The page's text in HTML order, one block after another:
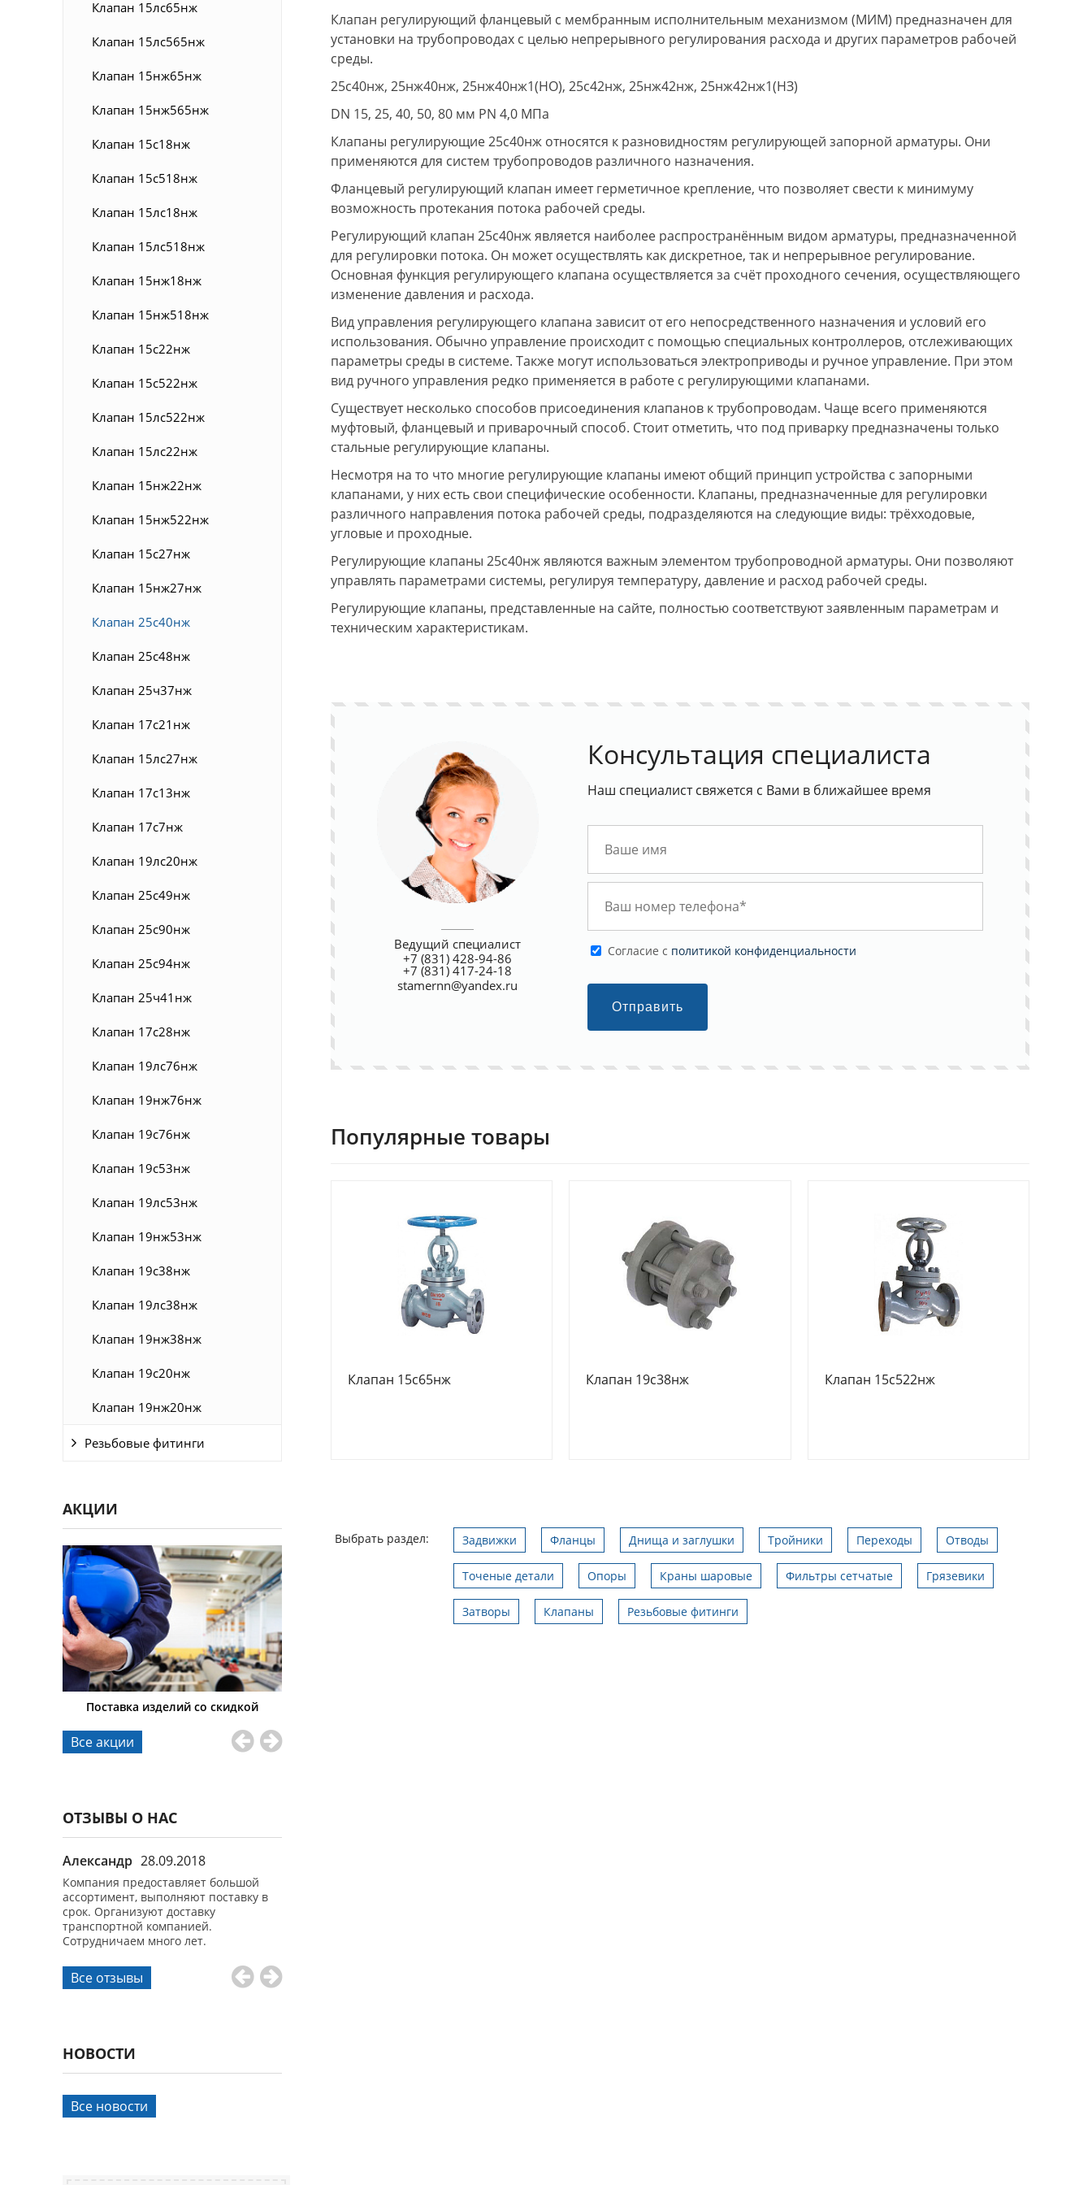
Клапан 15лс65нж
Клапан 15лс565нж
Клапан 15нж65нж
Клапан 15нж565нж
Клапан 15с18нж
Клапан 15с518нж
Клапан 15лс18нж
Клапан 15лс518нж
Клапан 15нж18нж
Клапан 15нж518нж
Клапан 15с22нж
Клапан 15с522нж
Клапан 15лс522нж
Клапан 15лс22нж
Клапан 15нж22нж
Клапан 15нж522нж
Клапан 15с27нж
Клапан 15нж27нж
Клапан 25с40нж
Клапан 25с48нж
Клапан 25ч37нж
Клапан 17с21нж
Клапан 15лс27нж
Клапан 17с13нж
Клапан 17с7нж
Клапан 19лс20нж
Клапан 25с49нж
Клапан 25с90нж
Клапан 25с94нж
Клапан 25ч41нж
Клапан 17с28нж
Клапан 19лс76нж
Клапан 19нж76нж
Клапан 19с76нж
Клапан 19с53нж
Клапан 19лс53нж
Клапан 19нж53нж
Клапан 19с38нж
Клапан 19лс38нж
Клапан 19нж38нж
Клапан 19с20нж
Клапан 19нж20нж
Резьбовые фитинги
АКЦИИ
Поставка изделий со скидкой
Все акции
ОТЗЫВЫ О НАС
Александр 28.09.2018
Компания предоставляет большой
ассортимент, выполняют поставку в
срок. Организуют доставку
транспортной компанией.
Сотрудничаем много лет.
Все отзывы
НОВОСТИ
Все новости
Клапан регулирующий фланцевый с мембранным исполнительным механизмом (МИМ) предназначен для
установки на трубопроводах с целью непрерывного регулирования расхода и других параметров рабочей
среды.
25с40нж, 25нж40нж, 25нж40нж1(НО), 25с42нж, 25нж42нж, 25нж42нж1(НЗ)
DN 15, 25, 40, 50, 80 мм РN 4,0 МПа
Клапаны регулирующие 25с40нж относятся к разновидностям регулирующей запорной арматуры. Они
применяются для систем трубопроводов различного назначения.
Фланцевый регулирующий клапан имеет герметичное крепление, что позволяет свести к минимуму
возможность протекания потока рабочей среды.
Регулирующий клапан 25с40нж является наиболее распространённым видом арматуры, предназначенной
для регулировки потока. Он может осуществлять как дискретное, так и непрерывное регулирование.
Основная функция регулирующего клапана осуществляется за счёт проходного сечения, осуществляющего
изменение давления и расхода.
Вид управления регулирующего клапана зависит от его непосредственного назначения и условий его
использования. Обычно управление происходит с помощью специальных контроллеров, отслеживающих
параметры среды в системе. Также могут использоваться электроприводы и ручное управление. При этом
вид ручного управления редко применяется в работе с регулирующими клапанами.
Существует несколько способов присоединения клапанов к трубопроводам. Чаще всего применяются
муфтовый, фланцевый и приварочный способ. Стоит отметить, что под приварку предназначены только
стальные регулирующие клапаны.
Несмотря на то что многие регулирующие клапаны имеют общий принцип устройства с запорными
клапанами, у них есть свои специфические особенности. Клапаны, предназначенные для регулировки
различного направления потока рабочей среды, подразделяются на следующие виды: трёхходовые,
угловые и проходные.
Регулирующие клапаны 25с40нж являются важным элементом трубопроводной арматуры. Они позволяют
управлять параметрами системы, регулируя температуру, давление и расход рабочей среды.
Регулирующие клапаны, представленные на сайте, полностью соответствуют заявленным параметрам и
техническим характеристикам.
Ведущий специалист
+7 (831) 428-94-86
+7 (831) 417-24-18
stamernn@yandex.ru
Консультация специалиста
Наш специалист свяжется с Вами в ближайшее время
Cогласие с политикой конфиденциальности
Отправить
Популярные товары
Клапан 15с65нж Клапан 19с38нж Клапан 15с522нж
Выбрать раздел: Задвижки Фланцы Днища и заглушки Тройники Переходы Отводы
Точеные детали Опоры Краны шаровые Фильтры сетчатые Грязевики
Затворы Клапаны Резьбовые фитинги